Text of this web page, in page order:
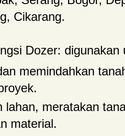
Cikarang.
Dozer: digunakan
memindahkan
lahan, meratakan
material.